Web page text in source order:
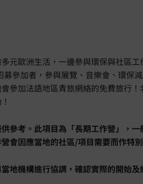
元歐洲生活，一邊參與環保與社區
參加者，參與展覽、音樂會、環保
參加法語地區青旅網絡的免費旅行
參考。此項目為「長期工作營」，
會因應當地的社區/項目需要而作特
地機構進行協調，確認實際的開始